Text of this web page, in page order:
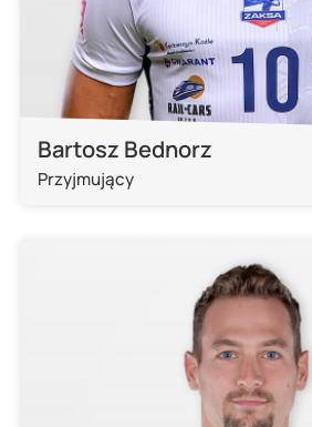
Bartosz Bednorz
Przyjmujący